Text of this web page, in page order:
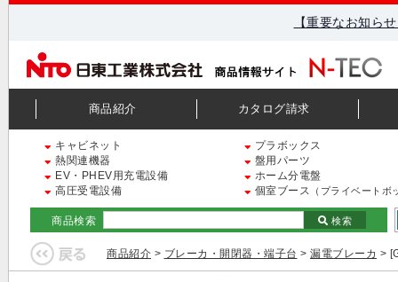
【重要なお知ら
商品紹介 カタログ請求
キャビネット
プラボックス
熱関連機器
盤用パーツ
EV・PHEV用充電設備
ホーム分電盤
高圧受電設備
個室ブース （プライベートボ
商品検索 検索
商品紹介 > ブレーカ・開閉器・端子台 > 漏電ブレーカ >